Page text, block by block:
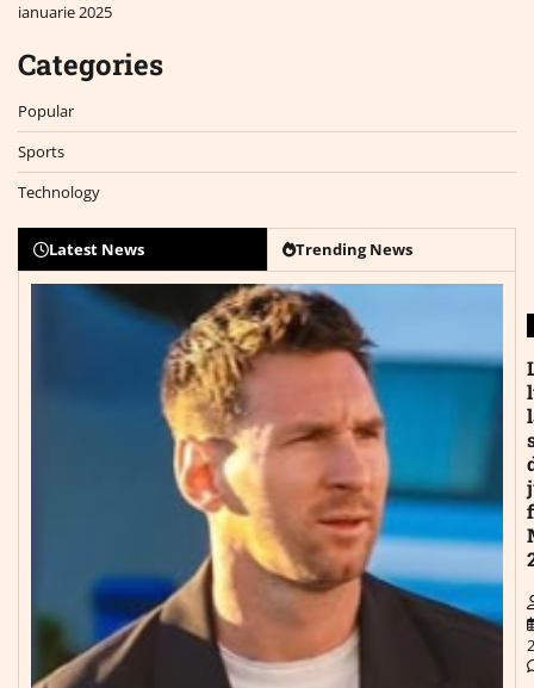
ianuarie 2025
Categories
Popular
Sports
Technology
Latest News Trending News